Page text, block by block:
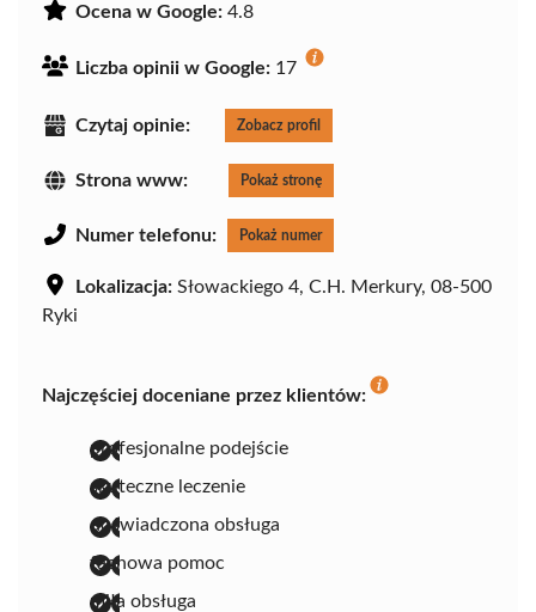
Ocena w Google: 4.8
Liczba opinii w Google: 17
Czytaj opinie: Zobacz profil
Strona www: Pokaż stronę
Numer telefonu: Pokaż numer
Lokalizacja: Słowackiego 4, C.H. Merkury, 08-500
Ryki
Najczęściej doceniane przez klientów:
profesjonalne podejście
skuteczne leczenie
doświadczona obsługa
fachowa pomoc
miła obsługa